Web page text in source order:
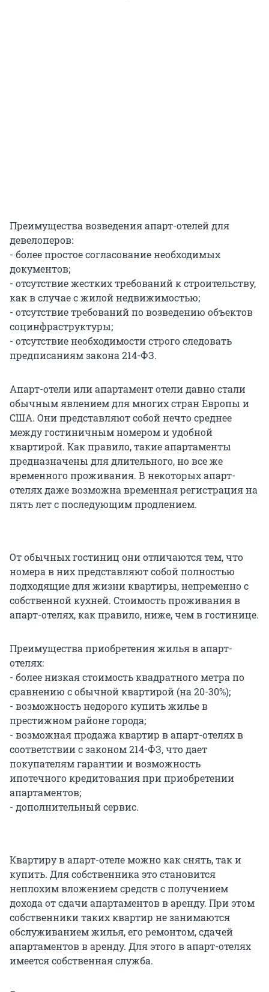
Преимущества возведения апарт-отелей для
девелоперов:
- более простое согласование необходимых
документов;
- отсутствие жестких требований к строительству,
как в случае с жилой недвижимостью;
- отсутствие требований по возведению объектов
социнфраструктуры;
- отсутствие необходимости строго следовать
предписаниям закона 214-ФЗ.
Апарт-отели или апартамент отели давно стали
обычным явлением для многих стран Европы и
США. Они представляют собой нечто среднее
между гостиничным номером и удобной
квартирой. Как правило, такие апартаменты
предназначены для длительного, но все же
временного проживания. В некоторых апарт-
отелях даже возможна временная регистрация на
пять лет с последующим продлением.
От обычных гостиниц они отличаются тем, что
номера в них представляют собой полностью
подходящие для жизни квартиры, непременно с
собственной кухней. Стоимость проживания в
апарт-отелях, как правило, ниже, чем в гостинице.
Преимущества приобретения жилья в апарт-
отелях:
- более низкая стоимость квадратного метра по
сравнению с обычной квартирой (на 20-30%);
- возможность недорого купить жилье в
престижном районе города;
- возможная продажа квартир в апарт-отелях в
соответствии с законом 214-ФЗ, что дает
покупателям гарантии и возможность
ипотечного кредитования при приобретении
апартаментов;
- дополнительный сервис.
Квартиру в апарт-отеле можно как снять, так и
купить. Для собственника это становится
неплохим вложением средств с получением
дохода от сдачи апартаментов в аренду. При этом
собственники таких квартир не занимаются
обслуживанием жилья, его ремонтом, сдачей
апартаментов в аренду. Для этого в апарт-отелях
имеется собственная служба.